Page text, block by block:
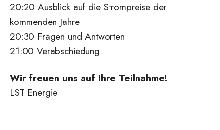
20:20 Ausblick auf die Strompreise der
kommenden Jahre
20:30 Fragen und Antworten
21:00 Verabschiedung
Wir freuen uns auf Ihre Teilnahme!
LST Energie